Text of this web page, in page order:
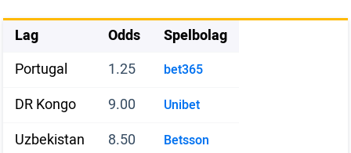
Lag Odds
Spelbolag
Portugal
1.25 bet365
DR Kongo 9.00 Unibet
Uzbekistan 8.50 Betsson